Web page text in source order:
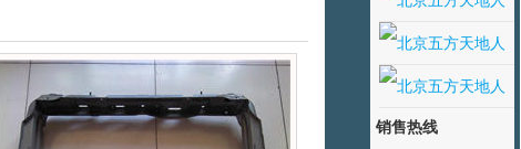
销售热线